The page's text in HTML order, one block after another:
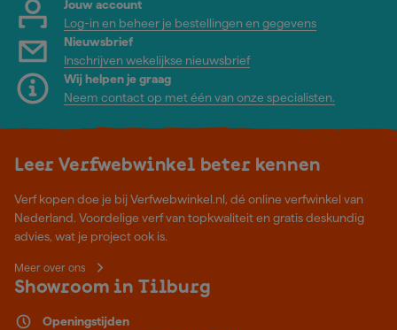
Jouw account
Log-in en beheer je bestellingen en gegevens
Nieuwsbrief
Inschrijven wekelijkse nieuwsbrief
Wij helpen je graag
Neem contact op met één van onze specialisten.
Leer Verfwebwinkel beter kennen
Verf kopen doe je bij Verfwebwinkel.nl, dé online verfwinkel van
Nederland. Voordelige verf van topkwaliteit en gratis deskundig
advies, wat je project ook is.
Meer over ons
Showroom in Tilburg
Openingstijden